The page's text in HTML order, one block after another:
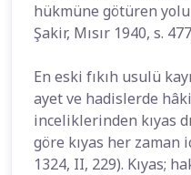
hükmüne götüren
Şakir, Mısır 1940, s.
En eski fıkıh usulü
ayet ve hadislerde
inceliklerinden kıyas
göre kıyas her zaman
1324, II, 229). Kıyas;